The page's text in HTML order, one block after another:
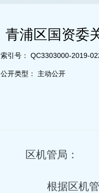
青浦区国资委
索引号： QC3303000-2019-
公开类型： 主动公开
区机管局 ：
根据区机